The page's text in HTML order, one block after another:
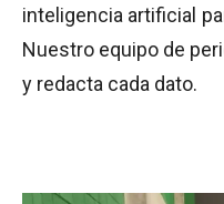
inteligencia artificial
Nuestro equipo de
y redacta cada dato.